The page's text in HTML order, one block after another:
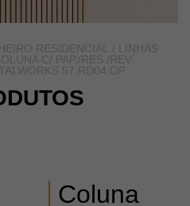
RESIDENCIAL /
LINHAS
C/ PAP./RES./REV.
57.RD04.OP
Coluna